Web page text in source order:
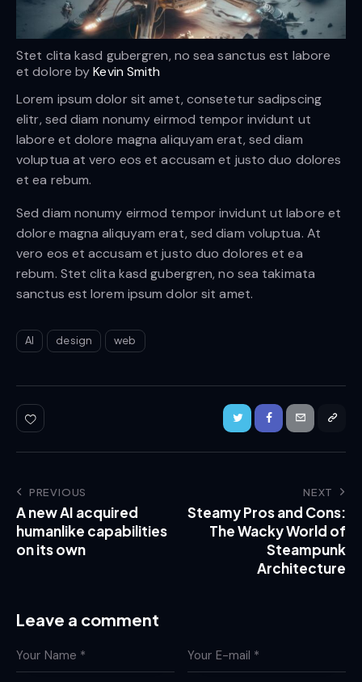
Stet clita kasd gubergren, no sea sanctus est labore
et dolore byKevin Smith
Lorem ipsum dolor sit amet, consetetur sadipscing
elitr, sed diam nonumy eirmod tempor invidunt ut
labore et dolore magna aliquyam erat, sed diam
voluptua at vero eos et accusam et justo duo dolores
et ea rebum.
Sed diam nonumy eirmod tempor invidunt ut labore et
dolore magna aliquyam erat, sed diam voluptua. At
vero eos et accusam et justo duo dolores et ea
rebum. Stet clita kasd gubergren, no sea takimata
sanctus est lorem ipsum dolor sit amet.
AI design web
PREVIOUS
A new AI acquired
humanlike capabilities
on its own
NEXT
Steamy Pros and Cons:
The Wacky World of
Steampunk
Architecture
Leave a comment